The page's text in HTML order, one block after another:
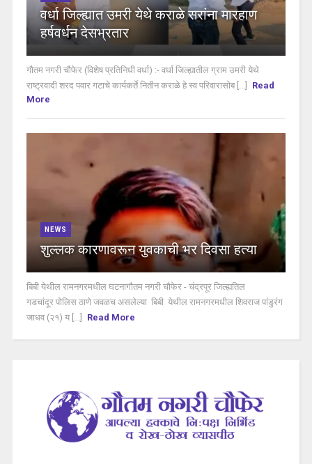
वर्धा जिल्ह्यात उमरी येथे कराळे सरांना मारहाण
हर्षवर्धन देसभ्रतार
गौतम नगरी चौफेर (विशेष प्रतिनिधी वर्धा) :- वर्धा जिल्ह्यातील ग्राम उमरी येथे
राष्ट्रवादी शरद पवार गटाचे कार्यकर्ते नितीन कराळे हे स्व परिवारासोब [...]
Read
More
NEWS
शुल्लक कारणावरून युवकाची भर दिवसा हत्या
बिबी येथील रामनगरमधील घटनागौतम नगरी चौफेर - चंद्रपूर जिल्ह्यतिल
गडचांदूर पोलिस ठाणे जवळच असलेल्या बिबी येथील रामनगरमधील शिवराज पांडुरंग
जाधव (२१) य [...]
Read More